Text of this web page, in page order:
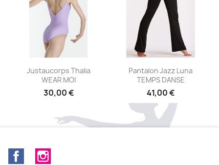
Aperçu rapide
Justaucorps Thalia
WEAR MOI
30,00 €
Aperçu rapide
Pantalon Jazz Luna
TEMPS DANSE
41,00 €
Facebook